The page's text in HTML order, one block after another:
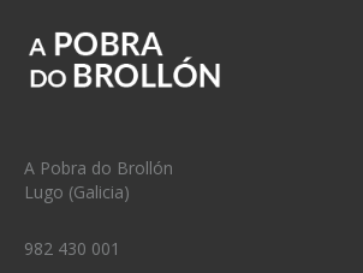
A Pobra do Brollón
Lugo (Galicia)
982 430 001